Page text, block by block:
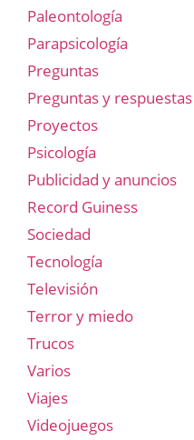
Paleontología
Parapsicología
Preguntas
Preguntas y respuestas
Proyectos
Psicología
Publicidad y anuncios
Record Guiness
Sociedad
Tecnología
Televisión
Terror y miedo
Trucos
Varios
Viajes
Videojuegos